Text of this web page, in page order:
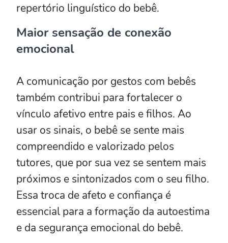
repertório linguístico do bebê.
Maior sensação de conexão
emocional
A comunicação por gestos com bebês
também contribui para fortalecer o
vínculo afetivo entre pais e filhos. Ao
usar os sinais, o bebê se sente mais
compreendido e valorizado pelos
tutores, que por sua vez se sentem mais
próximos e sintonizados com o seu filho.
Essa troca de afeto e confiança é
essencial para a formação da autoestima
e da segurança emocional do bebê.